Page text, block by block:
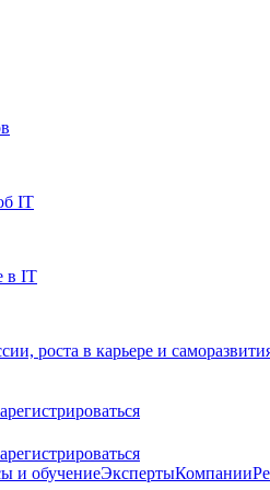
IT
в IT
роста в карьере и
и обучениеЭкспертыКомпании